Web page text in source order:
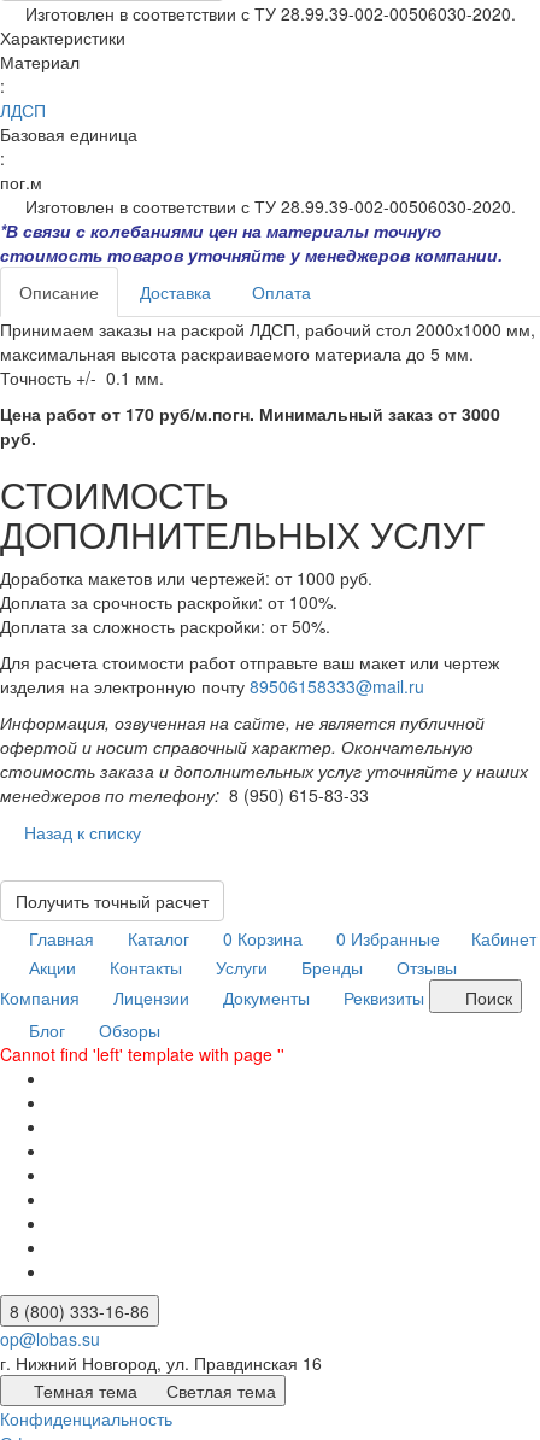
Изготовлен в соответствии с ТУ 28.99.39-002-00506030-2020.
Характеристики
Материал
:
ЛДСП
Базовая единица
:
пог.м
Изготовлен в соответствии с ТУ 28.99.39-002-00506030-2020.
*В связи с колебаниями цен на материалы точную
стоимость товаров уточняйте у менеджеров компании.
Описание
Доставка
Оплата
Принимаем заказы на раскрой ЛДСП, рабочий стол 2000х1000 мм,
максимальная высота раскраиваемого материала до 5 мм.
Точность +/- 0.1 мм.
Цена работ от 170 руб/м.погн. Минимальный заказ от 3000
руб.
СТОИМОСТЬ
ДОПОЛНИТЕЛЬНЫХ УСЛУГ
Доработка макетов или чертежей: от 1000 руб.
Доплата за срочность раскройки: от 100%.
Доплата за сложность раскройки: от 50%.
Для расчета стоимости работ отправьте ваш макет или чертеж
изделия на электронную почту 89506158333@mail.ru
Информация, озвученная на сайте, не является публичной
офертой и носит справочный характер. Окончательную
стоимость заказа и дополнительных услуг уточняйте у наших
менеджеров по телефону: 8 (950) 615-83-33
Назад к списку
Получить точный расчет
Главная
Каталог 0 Корзина 0 Избранные
Кабинет
Акции
Контакты Услуги Бренды
Отзывы
Компания
Лицензии Документы Реквизиты
Поиск
Блог
Обзоры
Cannot find 'left' template with page ''
8 (800) 333-16-86
op@lobas.su
г. Нижний Новгород, ул. Правдинская 16
Темная тема
Светлая тема
Конфиденциальность